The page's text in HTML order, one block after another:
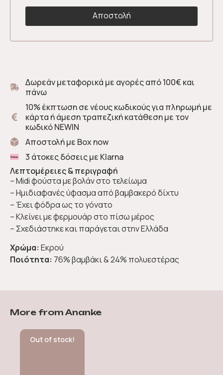
Δωρεάν μεταφορικά με αγορές από 100€ και
πάνω
10% έκπτωση σε νέους κωδικούς για πληρωμή με
κάρτα ή άμεση τραπεζική κατάθεση με τον
κωδικό NEWIN
Αποστολή με Box now
3 άτοκες δόσεις με Klarna
Λεπτομέρειες & περιγραφή
– Midi φούστα με βολάν στο τελείωμα
– Ημιδιαφανές ύφασμα από βαμβακερό δίχτυ
– Έχει φόδρα ως το γόνατο
– Κλείνει με φερμουάρ στο πίσω μέρος
– Σχεδιάστηκε και παράγεται στην Ελλάδα
Χρώμα: Εκρού
Ποιότητα: 76% βαμβάκι & 24% πολυεστέρας
More from Ananke
Out of stock!